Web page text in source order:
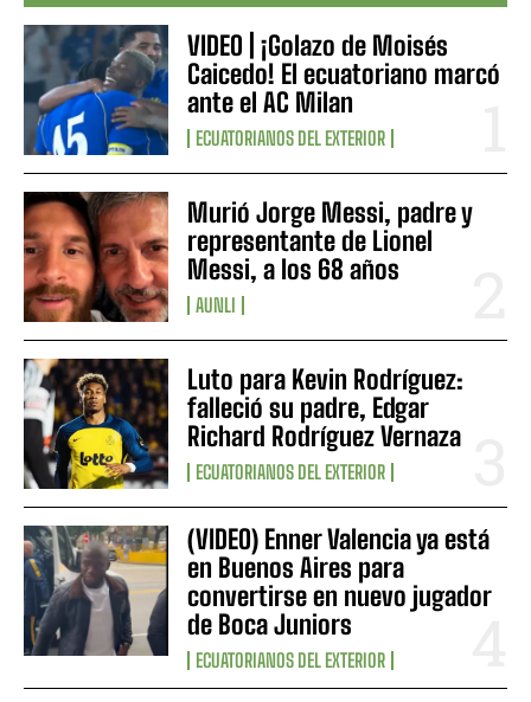
VIDEO | ¡Golazo de Moisés
Caicedo! El ecuatoriano marcó
ante el AC Milan
ECUATORIANOS DEL EXTERIOR
Murió Jorge Messi, padre y
representante de Lionel
Messi, a los 68 años
AUNLI
Luto para Kevin Rodríguez:
falleció su padre, Edgar
Richard Rodríguez Vernaza
ECUATORIANOS DEL EXTERIOR
(VIDEO) Enner Valencia ya está
en Buenos Aires para
convertirse en nuevo jugador
de Boca Juniors
ECUATORIANOS DEL EXTERIOR